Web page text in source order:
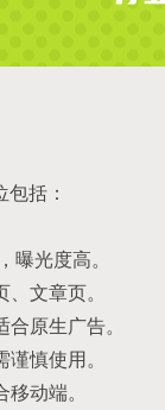
括：
光度高。
文章页。
原生广告。
慎使用。
动端。